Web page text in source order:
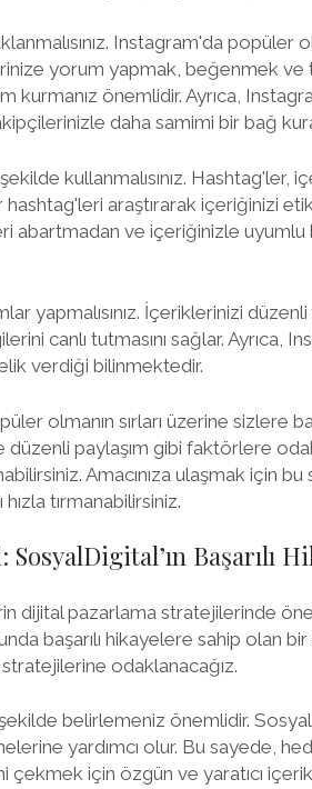
Instagram'da popüler
yorum yapmak, beğenmek ve
önemlidir. Ayrıca,
daha samimi bir bağ
kullanmalısınız. Hashtag'ler,
araştırarak içeriğinizi
abartmadan ve içeriğinizle
yapmalısınız. İçeriklerinizi
canlı tutmasını sağlar. Ayrıca,
verdiği bilinmektedir.
olmanın sırları üzerine sizlere
paylaşım gibi faktörlere
Amacınıza ulaşmak için
tırmanabilirsiniz.
Başarılı
dijital pazarlama stratejilerinde
başarılı hikayelere sahip olan bir
odaklanacağız.
belirlemeniz önemlidir.
yardımcı olur. Bu sayede,
çekmek için özgün ve yaratıcı